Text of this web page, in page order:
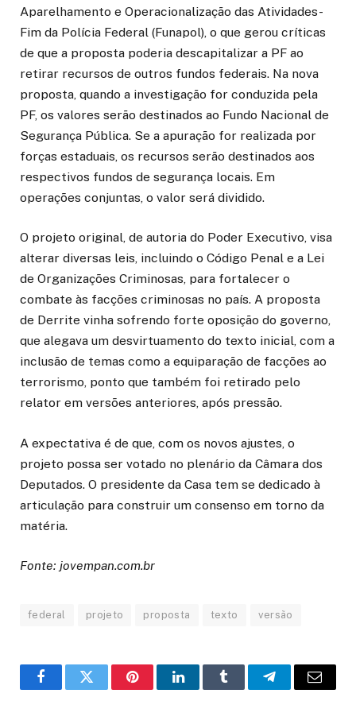
Aparelhamento e Operacionalização das Atividades-
Fim da Polícia Federal (Funapol), o que gerou críticas
de que a proposta poderia descapitalizar a PF ao
retirar recursos de outros fundos federais. Na nova
proposta, quando a investigação for conduzida pela
PF, os valores serão destinados ao Fundo Nacional de
Segurança Pública. Se a apuração for realizada por
forças estaduais, os recursos serão destinados aos
respectivos fundos de segurança locais. Em
operações conjuntas, o valor será dividido.
O projeto original, de autoria do Poder Executivo, visa
alterar diversas leis, incluindo o Código Penal e a Lei
de Organizações Criminosas, para fortalecer o
combate às facções criminosas no país. A proposta
de Derrite vinha sofrendo forte oposição do governo,
que alegava um desvirtuamento do texto inicial, com a
inclusão de temas como a equiparação de facções ao
terrorismo, ponto que também foi retirado pelo
relator em versões anteriores, após pressão.
A expectativa é de que, com os novos ajustes, o
projeto possa ser votado no plenário da Câmara dos
Deputados. O presidente da Casa tem se dedicado à
articulação para construir um consenso em torno da
matéria.
Fonte: jovempan.com.br
federal projeto proposta texto versão
FacebookTwitter PinterestLinkedInTumblr TelegramEmail